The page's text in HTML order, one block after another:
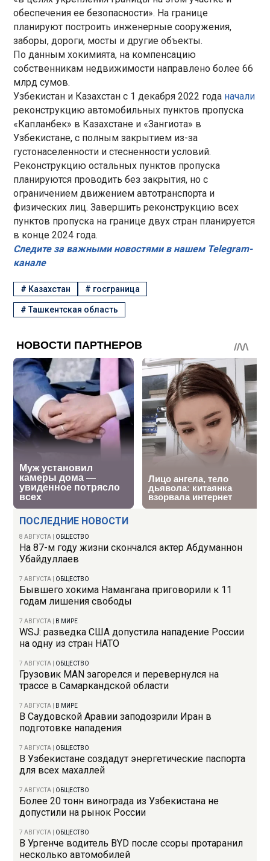
ПОСЛЕДНИЕ НОВОСТИ
8 АВГУСТА ОБЩЕСТВО
На 87-м году жизни скончался актер Абдуманнон
Убайдуллаев
7 АВГУСТА ОБЩЕСТВО
Бывшего хокима Намангана приговорили к 11
годам лишения свободы
7 АВГУСТА В МИРЕ
WSJ: разведка США допустила нападение России
на одну из стран НАТО
7 АВГУСТА ОБЩЕСТВО
Грузовик MAN загорелся и перевернулся на
трассе в Самаркандской области
7 АВГУСТА В МИРЕ
В Саудовской Аравии заподозрили Иран в
подготовке нападения
7 АВГУСТА ОБЩЕСТВО
В Узбекистане создадут энергетические паспорта
для всех махаллей
7 АВГУСТА ОБЩЕСТВО
Более 20 тонн винограда из Узбекистана не
допустили на рынок России
7 АВГУСТА ОБЩЕСТВО
В Ургенче водитель BYD после ссоры протаранил
несколько автомобилей
обеспечения ее безопасности». На границе
планируют построить инженерные сооружения,
заборы, дороги, мосты и другие объекты.
По данным хокимията, на компенсацию
собственникам недвижимости направлено более 66
млрд сумов.
Узбекистан и Казахстан с 1 декабря 2022 года начали
реконструкцию автомобильных пунктов пропуска
«Капланбек» в Казахстане и «Зангиота» в
Узбекистане, с полным закрытием из-за
густонаселенности и стесненности условий.
Реконструкцию остальных пунктов пропуска
планируются проводить без закрытия, но с
ограничением движением автотранспорта и
физических лиц. Завершить реконструкцию всех
пунктов пропуска на границе двух стран планируется
в конце 2024 года.
Следите за важными новостями в нашем Telegram-
канале
# Казахстан # госграница
#Ташкентская область